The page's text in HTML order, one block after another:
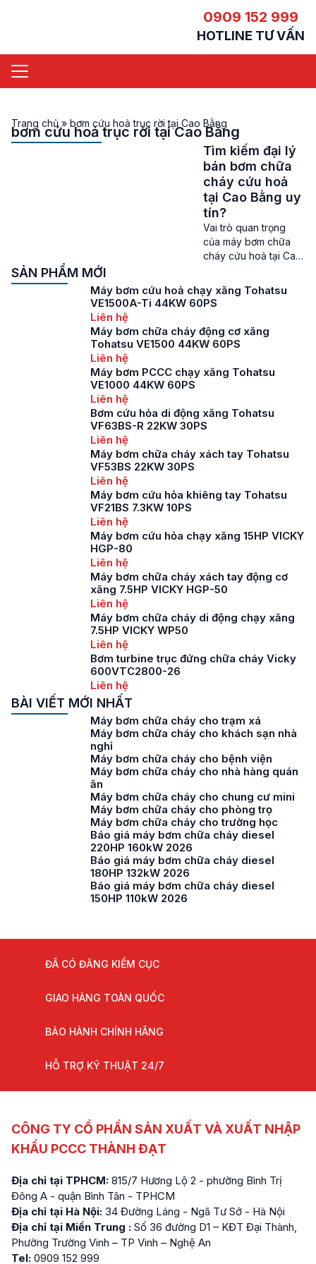
0909 152 999
HOTLINE TƯ VẤN
Trang chủ» bơm cứu hoả trục rời tại Cao Bằng
bơm cứu hoả trục rời tại Cao Bằng
Tìm kiếm đại lý
bán bơm chữa
cháy cứu hoả
tại Cao Bằng uy
tín?
Vai trò quan trọng
của máy bơm chữa
cháy cứu hoả tại Cao
cứu hoả tại Cao Bằng
– Tại tỉnh miền núi
triển mạnh mẽ về kinh
tế và cơ sở hạ tầng
cư đông đúc đang
SẢN PHẨM MỚI
Máy bơm cứu hoả chạy xăng Tohatsu
VE1500A-Ti 44KW 60PS
Liên hệ
Máy bơm chữa cháy động cơ xăng
Tohatsu VE1500 44KW 60PS
Liên hệ
Máy bơm PCCC chạy xăng Tohatsu
VE1000 44KW 60PS
Liên hệ
Bơm cứu hỏa di động xăng Tohatsu
VF63BS-R 22KW 30PS
Liên hệ
Máy bơm chữa cháy xách tay Tohatsu
VF53BS 22KW 30PS
Liên hệ
Máy bơm cứu hỏa khiêng tay Tohatsu
VF21BS 7.3KW 10PS
Liên hệ
Máy bơm cứu hỏa chạy xăng 15HP VICKY
HGP-80
Liên hệ
Máy bơm chữa cháy xách tay động cơ
xăng 7.5HP VICKY HGP-50
Liên hệ
Máy bơm chữa cháy di động chạy xăng
7.5HP VICKY WP50
Liên hệ
Bơm turbine trục đứng chữa cháy Vicky
600VTC2800-26
Liên hệ
BÀI VIẾT MỚI NHẤT
Máy bơm chữa cháy cho trạm xá
Máy bơm chữa cháy cho khách sạn nhà
nghỉ
Máy bơm chữa cháy cho bệnh viện
Máy bơm chữa cháy cho nhà hàng quán
ăn
Máy bơm chữa cháy cho chung cư mini
Máy bơm chữa cháy cho phòng trọ
Máy bơm chữa cháy cho trường học
Báo giá máy bơm chữa cháy diesel
220HP 160kW 2026
Báo giá máy bơm chữa cháy diesel
180HP 132kW 2026
Báo giá máy bơm chữa cháy diesel
150HP 110kW 2026
ĐÃ CÓ ĐĂNG KIỂM CỤC
GIAO HÀNG TOÀN QUỐC
BẢO HÀNH CHÍNH HÃNG
HỖ TRỢ KỸ THUẬT 24/7
CÔNG TY CỔ PHẦN SẢN XUẤT VÀ XUẤT NHẬP
KHẨU PCCC THÀNH ĐẠT
Địa chỉ tại TPHCM: 815/7 Hương Lộ 2 - phường Bình Trị
Đông A - quận Bình Tân - TPHCM
Địa chỉ tại Hà Nội: 34 Đường Láng - Ngã Tư Sở - Hà Nội
Địa chỉ tại Miền Trung : Số 36 đường D1 – KĐT Đại Thành,
Phường Trường Vinh – TP Vinh – Nghệ An
Tel: 0909 152 999